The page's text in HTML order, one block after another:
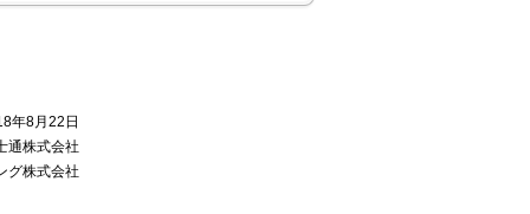
年8月22日
通株式会社
グ株式会社